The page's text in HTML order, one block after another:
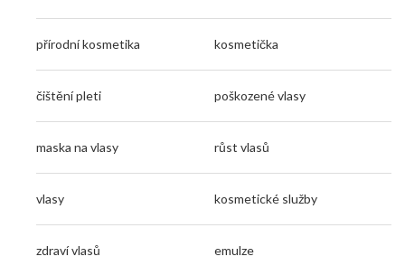
přírodní kosmetika kosmetička
čištění pleti poškozené vlasy
maska na vlasy růst vlasů
vlasy kosmetické služby
zdraví vlasů emulze